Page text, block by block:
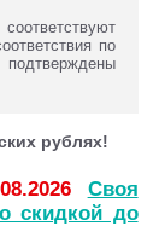
по
рублях!
Своя
скидкой до